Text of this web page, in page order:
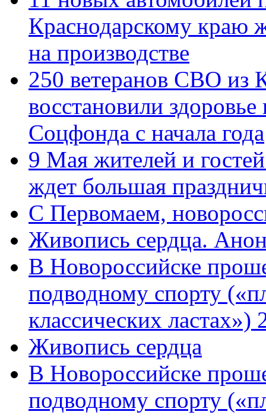
Краснодарскому краю
на производстве
250 ветеранов СВО из
восстановили
Соцфонда с начала года
9 Мая жителей и
ждет большая
C Первомаем,
Живопись сердца.
В Новороссийске
подводному спорту
классических
Живопись сердца
В Новороссийске
подводному спорту